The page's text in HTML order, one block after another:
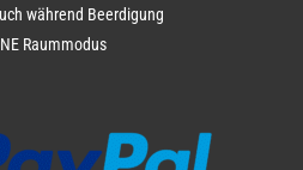
während Beerdigung
Raummodus